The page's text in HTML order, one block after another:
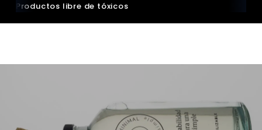
Productos libre de tóxicos